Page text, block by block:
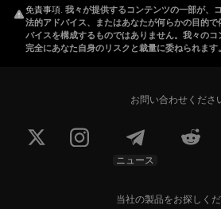
免責事項. 我々が提供するコンテンツの一部が、
法的アドバイス、またはあなたが何らかの目的
バイスを構成するものではありません。我々のコ
完全にあなた自身のリスクと裁量に委ねられます。
お問い合わせくださ
ニュース
当社の製品をお探しく